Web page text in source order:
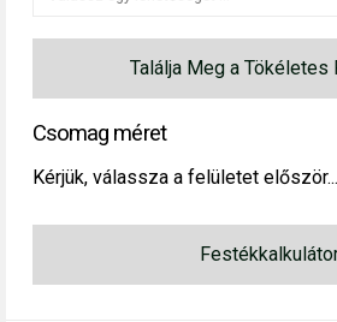
Találja Meg a Tökéletes
Csomag méret
Kérjük, válassza a felületet először...